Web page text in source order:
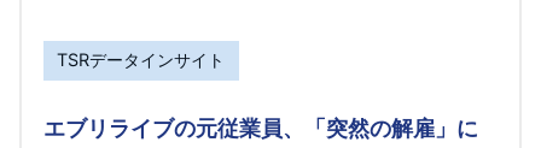
TSRデータインサイト
エブリライブの元従業員、「突然の解雇」に